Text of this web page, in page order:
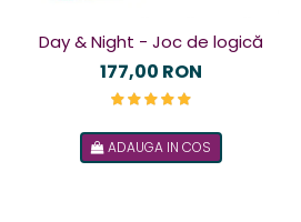
Day & Night - Joc de logică
177,00 RON
ADAUGA IN COS